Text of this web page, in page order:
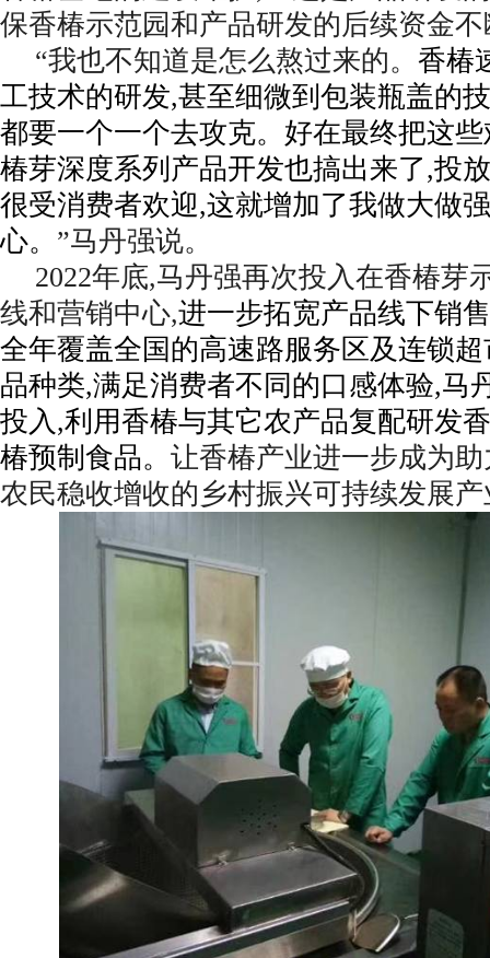
保香椿示范园和产品研发的后续资金
“我也不知道是怎么熬过来的。 香椿
工技术的研发,甚至细微到包装瓶盖的
都要一个一个去攻克。好在最终把这
椿芽深度系列产品开发也搞出来了,投
很受消费者欢迎,这就增加了我做大做
心。 ”马丹强说。
2022年底,马丹强再次投入在香椿芽
线和营销中心,进一步拓宽产品线下销
全年覆盖全国的高速路服务区及连锁
品种类,满足消费者不同的口感体验,马
投入,利用香椿与其它农产品复配研发
椿预制食品。 让香椿产业进一步成为
农民稳收增收的乡村振兴可持续发展